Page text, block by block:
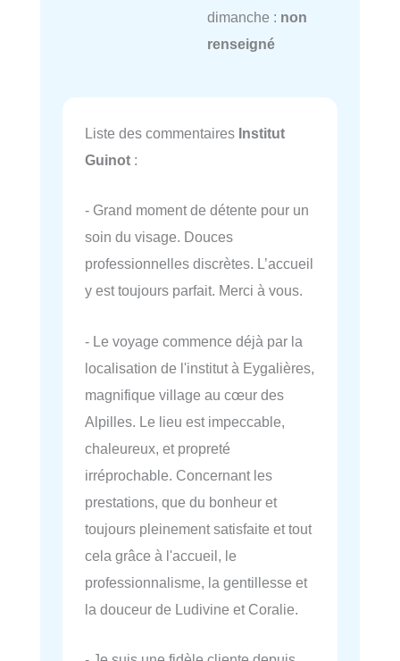
dimanche : non
renseigné
Liste des commentaires Institut
Guinot :
- Grand moment de détente pour un
soin du visage. Douces
professionnelles discrètes. L’accueil
y est toujours parfait. Merci à vous.
- Le voyage commence déjà par la
localisation de l'institut à Eygalières,
magnifique village au cœur des
Alpilles. Le lieu est impeccable,
chaleureux, et propreté
irréprochable. Concernant les
prestations, que du bonheur et
toujours pleinement satisfaite et tout
cela grâce à l'accueil, le
professionnalisme, la gentillesse et
la douceur de Ludivine et Coralie.